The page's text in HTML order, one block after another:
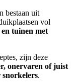
bestaan uit
vol
tuinen met
zijn deze
onervaren of juist
snorkelers.